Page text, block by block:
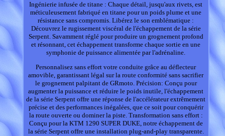
Ingénierie infusée de titane : Chaque détail, jusqu'aux rivets, est
méticuleusement fabriqué en titane pour un poids plume et une
résistance sans compromis. Libérez le son emblématique :
Découvrez le rugissement viscéral de l'échappement de la série
Serpent. Savamment réglé pour produire un grognement profond
et résonnant, cet échappement transforme chaque sortie en une
symphonie de puissance alimentée par l'adrénaline.
Personnalisez sans effort votre conduite grâce au déflecteur
amovible, garantissant légal sur la route conformité sans sacrifier
le grognement palpitant de GRmoto. Précision: Conçu pour
augmenter la puissance et réduire le poids inutile, l'échappement
de la série Serpent offre une réponse de l'accélérateur extrêmement
précise et des performances inégalées, que ce soit pour conquérir
la route ouverte ou dominer la piste. Transformation sans effort :
Conçu pour la KTM 1290 SUPER DUKE, notre échappement de
la série Serpent offre une installation plug-and-play transparente.